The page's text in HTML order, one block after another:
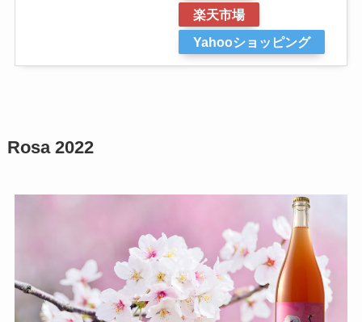
楽天市場
Yahooショッピング
Rosa 2022